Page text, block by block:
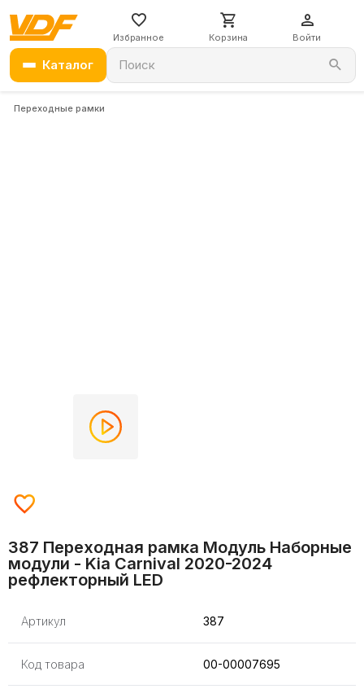
Избранное Корзина Войти
Каталог Поиск
Переходные рамки
387 Переходная рамка Модуль Наборные
модули - Kia Carnival 2020-2024
рефлекторный LED
Артикул 387
Код товара 00-00007695